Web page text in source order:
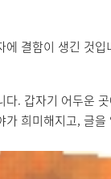
결함이 생긴 것
. 갑자기 어두운
희미해지고, 글